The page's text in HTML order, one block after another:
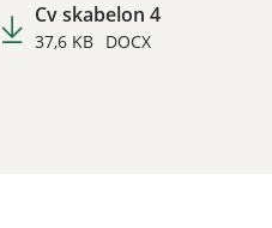
Cv skabelon 4
37,6 KB DOCX